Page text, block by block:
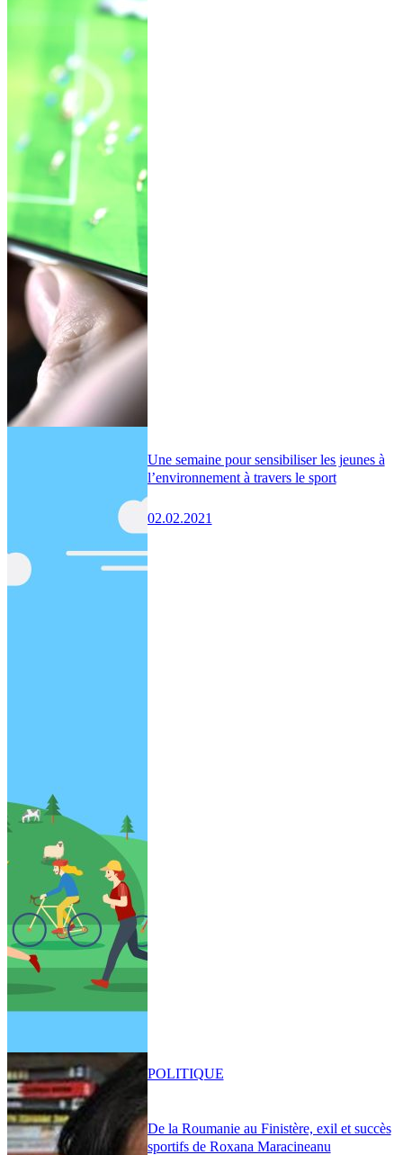
Une semaine pour sensibiliser les jeunes à
l’environnement à travers le sport
02.02.2021
De la Roumanie au Finistère, exil et succès
sportifs de Roxana Maracineanu
POLITIQUE